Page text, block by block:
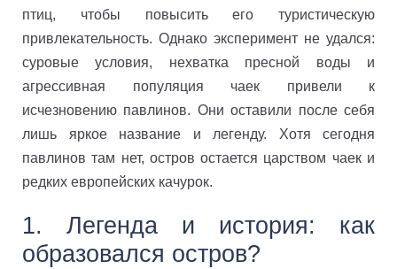
птиц, чтобы повысить его туристическую
привлекательность. Однако эксперимент не удался:
суровые условия, нехватка пресной воды и
агрессивная популяция чаек привели к
исчезновению павлинов. Они оставили после себя
лишь яркое название и легенду. Хотя сегодня
павлинов там нет, остров остается царством чаек и
редких европейских качурок.
1. Легенда и история: как
образовался остров?